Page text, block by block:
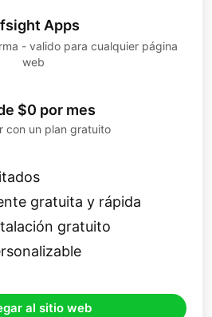
Apps
- valido para cualquier página
web
$0 por mes
con un plan gratuito
gratuita y rápida
gratuito
al sitio web